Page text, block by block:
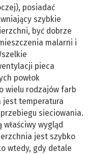
posiadać
szybkie
być dobrze
malarni i
pieca
powłok
wielu rodzajów farb
jest temperatura
sieciowania.
wygląd
jest szybko
wtedy, gdy detale